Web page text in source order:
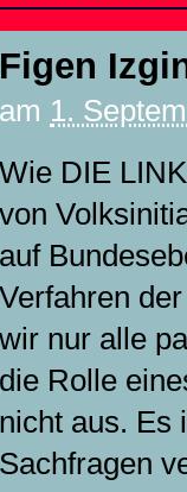
Figen
am 1.
Wie DIE
von
auf
Verfahren
wir nur alle
die Rolle
nicht aus. Es
Sachfragen